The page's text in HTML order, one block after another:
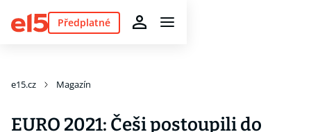
Předplatné
e15.cz Magazín
EURO 2021: Češi postoupili do